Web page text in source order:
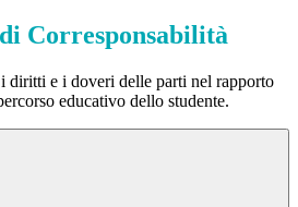
Corresponsabilità
diritti e i doveri delle parti nel rapporto
educativo dello studente.